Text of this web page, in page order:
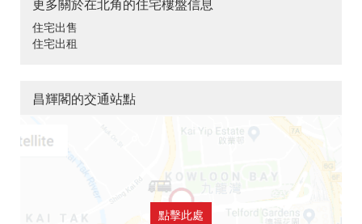
更多關於在北角的住宅樓盤信息
住宅出售
住宅出租
昌輝閣的交通站點
點擊此處